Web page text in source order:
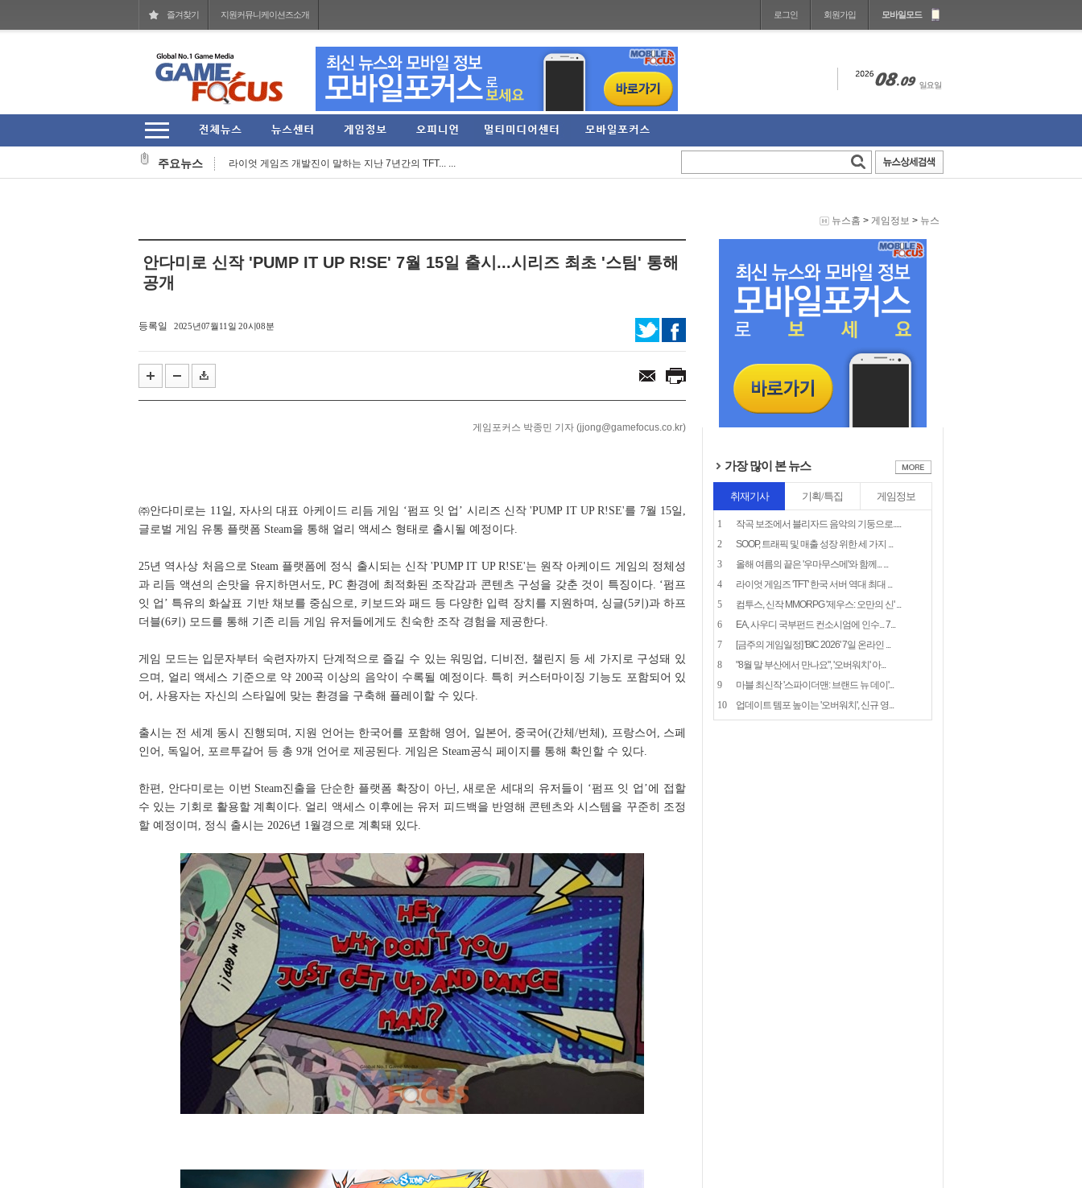
즐겨찾기 지원커뮤니케이션즈소개 로그인 회원가입 모바일모드
주요뉴스
'러브 라이브!' 15주년 기념 오케스트라 콘서트 10월 ...
"PC방에서 이리 고?" 레드포스 PC 아레나 '이터널 리...
라이엇 게임즈 개발진이 말하는 지난 7년간의 TFT... ...
헥토이노베이션 상반기 매출 2151억원, 영업이익 274...
뉴스홈 > 게임정보 > 뉴스
안다미로 신작 'PUMP IT UP R!SE' 7월 15일 출시...시리즈 최초 '스팀' 통해
공개
등록일 2025년07월11일 20시08분
게임포커스 박종민 기자 (jjong@gamefocus.co.kr)
㈜안다미로는 11일, 자사의 대표 아케이드 리듬 게임 ‘펌프 잇 업’ 시리즈 신작 'PUMP IT UP R!SE'를 7월 15일,
글로벌 게임 유통 플랫폼 Steam을 통해 얼리 액세스 형태로 출시될 예정이다.
25년 역사상 처음으로 Steam 플랫폼에 정식 출시되는 신작 'PUMP IT UP R!SE'는 원작 아케이드 게임의 정체성
과 리듬 액션의 손맛을 유지하면서도, PC 환경에 최적화된 조작감과 콘텐츠 구성을 갖춘 것이 특징이다. ‘펌프
잇 업’ 특유의 화살표 기반 채보를 중심으로, 키보드와 패드 등 다양한 입력 장치를 지원하며, 싱글(5키)과 하프
더블(6키) 모드를 통해 기존 리듬 게임 유저들에게도 친숙한 조작 경험을 제공한다.
게임 모드는 입문자부터 숙련자까지 단계적으로 즐길 수 있는 워밍업, 디비전, 챌린지 등 세 가지로 구성돼 있
으며, 얼리 액세스 기준으로 약 200곡 이상의 음악이 수록될 예정이다. 특히 커스터마이징 기능도 포함되어 있
어, 사용자는 자신의 스타일에 맞는 환경을 구축해 플레이할 수 있다.
출시는 전 세계 동시 진행되며, 지원 언어는 한국어를 포함해 영어, 일본어, 중국어(간체/번체), 프랑스어, 스페
인어, 독일어, 포르투갈어 등 총 9개 언어로 제공된다. 게임은 Steam공식 페이지를 통해 확인할 수 있다.
한편, 안다미로는 이번 Steam진출을 단순한 플랫폼 확장이 아닌, 새로운 세대의 유저들이 ‘펌프 잇 업’에 접할
수 있는 기회로 활용할 계획이다. 얼리 액세스 이후에는 유저 피드백을 반영해 콘텐츠와 시스템을 꾸준히 조정
할 예정이며, 정식 출시는 2026년 1월경으로 계획돼 있다.
가장 많이 본 뉴스
취재기사 기획/특집 게임정보
1
작곡 보조에서 블리자드 음악의 기둥으로.....
2
SOOP, 트래픽 및 매출 성장 위한 세 가지 ...
3
올해 여름의 끝은 '우마무스메'와 함께... ...
4
라이엇 게임즈 'TFT' 한국 서버 역대 최대 ...
5
컴투스, 신작 MMORPG '제우스: 오만의 신' ...
6
EA, 사우디 국부펀드 컨소시엄에 인수... 7...
7
[금주의 게임일정] 'BIC 2026' 7일 온라인 ...
8
"8월 말 부산에서 만나요", '오버워치' 아...
9
마블 최신작 '스파이더맨: 브랜드 뉴 데이'...
10
업데이트 템포 높이는 '오버워치', 신규 영...